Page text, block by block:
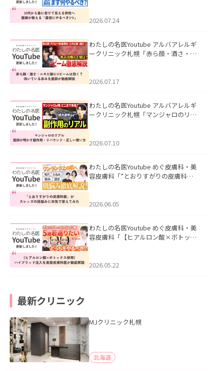
た。
2026.07.24
わたしの名医Youtube アルバアレルギ
ークリニック札幌「赤ら顔・酒さ・ニ
した。
2026.07.17
わたしの名医Youtube アルバアレルギ
ークリニック札幌「マンジャロのリア
た。
2026.07.10
わたしの名医Youtube めぐ皮膚科・美
容皮膚科「”とおりすがりの皮膚科
2026.06.05
わたしの名医Youtube めぐ皮膚科・美
容皮膚科「【ヒアルロン酸×ボトック
た。
2026.05.22
最新クリニック
MJクリニック札幌
北海道